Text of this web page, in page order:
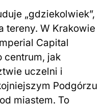
„gdziekolwiek”,
tereny. W Krakowie
Capital
centrum, jak
uczelni i
Podgórzu
miastem. To